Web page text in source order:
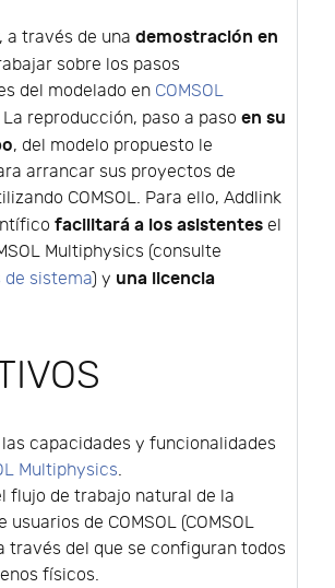
a través de una demostración en
sobre los pasos
del modelado en COMSOL
La reproducción, paso a paso en su
, del modelo propuesto le
arrancar sus proyectos de
COMSOL. Para ello, Addlink
facilitará a los asistentes el
Multiphysics (consulte
de sistema) y una licencia
capacidades y funcionalidades
Multiphysics.
flujo de trabajo natural de la
usuarios de COMSOL (COMSOL
través del que se configuran todos
físicos.